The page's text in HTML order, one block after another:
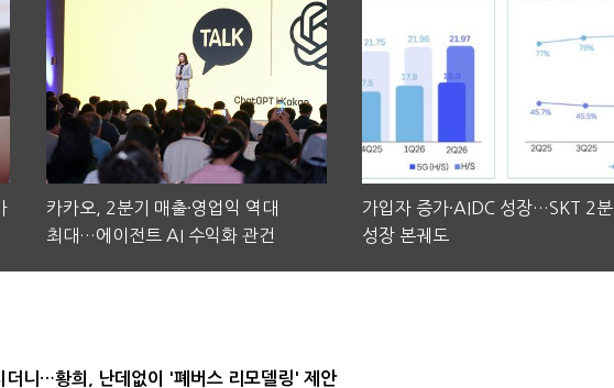
카카오, 2분기 매출·영업익 역대
최대…에이전트 AI 수익화 관건
가입자 증가·AIDC 성장…SKT 2
성장 본궤도
더니…황희, 난데없이 '폐버스 리모델링' 제안